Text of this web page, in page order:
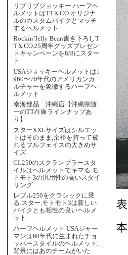
リブリブジョッキー ハーフヘ
ルメットはTT＆CO.オリジナ
ルのカスタムバイクとマッチ
するヘルメット
Rockin’Jelly Bean書き下ろしT
T＆CO.25周年グッズプレゼン
トキャンペーンを8/8にスター
ト
USAジョッキーヘルメットは1
960〜70年代のアメリカンカ
ルチャーを象徴するハーフヘ
ルメット
南海部品 沖縄店【沖縄県随
一のTT在庫ラインナップあ
り】
スターXXLサイズはシルエッ
トはそのまま,余裕を持って被
れるフルフェイスの大きめサ
イズ
CL250のスクランブラースタ
イルはヘルメットでキマる.モ
トモト3の汎用性の高いスタイ
リング
レブル250をクラシックに乗
る.スター,モトモト3は新しい
バイクとも相性の良いヘルメ
ット
ハーフヘルメット USAジャー
マンは60年代に生まれたチョ
ッパースタイルのヘルメット.
背景にはあのチームがいた